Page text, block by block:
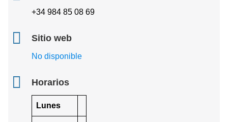
+34 984 85 08 69
Sitio web
No disponible
Horarios
Lunes